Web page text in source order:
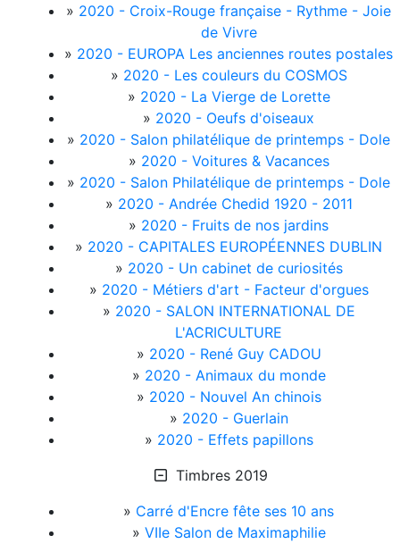
» 2020 - Croix-Rouge française - Rythme - Joie
de Vivre
» 2020 - EUROPA Les anciennes routes postales
» 2020 - Les couleurs du COSMOS
» 2020 - La Vierge de Lorette
» 2020 - Oeufs d'oiseaux
» 2020 - Salon philatélique de printemps - Dole
» 2020 - Voitures & Vacances
» 2020 - Salon Philatélique de printemps - Dole
» 2020 - Andrée Chedid 1920 - 2011
» 2020 - Fruits de nos jardins
» 2020 - CAPITALES EUROPÉENNES DUBLIN
» 2020 - Un cabinet de curiosités
» 2020 - Métiers d'art - Facteur d'orgues
» 2020 - SALON INTERNATIONAL DE
L'ACRICULTURE
» 2020 - René Guy CADOU
» 2020 - Animaux du monde
» 2020 - Nouvel An chinois
» 2020 - Guerlain
» 2020 - Effets papillons
Timbres 2019
» Carré d'Encre fête ses 10 ans
» VIIe Salon de Maximaphilie